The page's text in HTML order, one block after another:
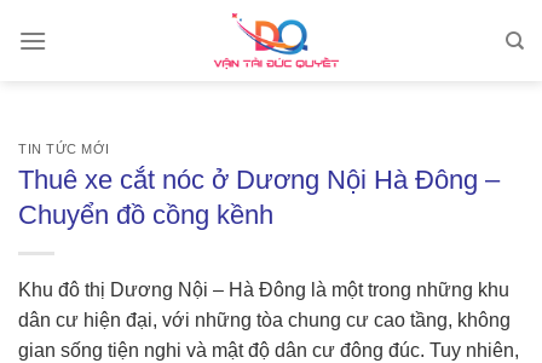
TIN TỨC MỚI
Thuê xe cắt nóc ở Dương Nội Hà Đông –
Chuyển đồ cồng kềnh
Khu đô thị Dương Nội – Hà Đông là một trong những khu
dân cư hiện đại, với những tòa chung cư cao tầng, không
gian sống tiện nghi và mật độ dân cư đông đúc. Tuy nhiên,